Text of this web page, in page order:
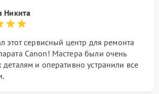
Никита
этот сервисный центр для ремонта
Canon! Мастера были очень
и оперативно устранили все